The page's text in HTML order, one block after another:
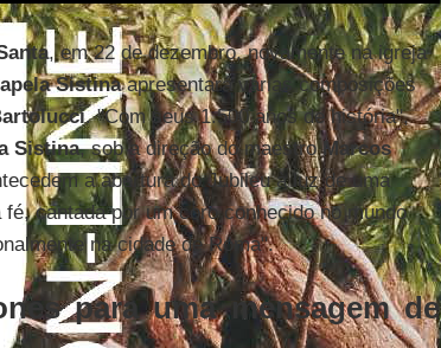
, em 22 de dezembro, novamente na igreja
Sistinaapresentará várias composições
. "Com seus 1.500 anos de história",
Sistina, sob a direção do maestroMarcos
a abertura do Jubileu à luz de uma
cantada por um coro conhecido no mundo
na cidade de Roma".
para uma mensagem de